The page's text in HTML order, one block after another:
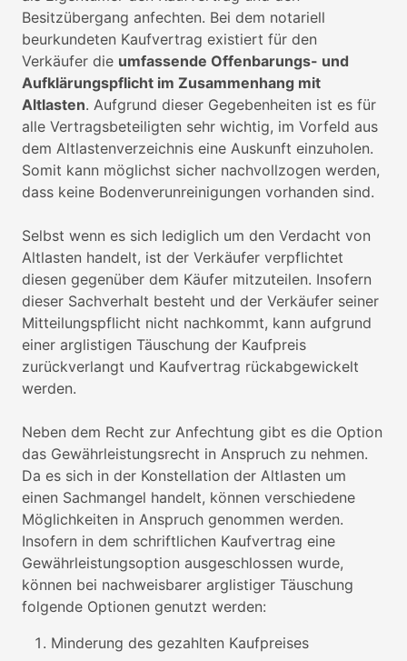
Besitzübergang anfechten. Bei dem notariell
beurkundeten Kaufvertrag existiert für den
Verkäufer die umfassende Offenbarungs- und
Aufklärungspflicht im Zusammenhang mit
Altlasten. Aufgrund dieser Gegebenheiten ist es für
alle Vertragsbeteiligten sehr wichtig, im Vorfeld aus
dem Altlastenverzeichnis eine Auskunft einzuholen.
Somit kann möglichst sicher nachvollzogen werden,
dass keine Bodenverunreinigungen vorhanden sind.
Selbst wenn es sich lediglich um den Verdacht von
Altlasten handelt, ist der Verkäufer verpflichtet
diesen gegenüber dem Käufer mitzuteilen. Insofern
dieser Sachverhalt besteht und der Verkäufer seiner
Mitteilungspflicht nicht nachkommt, kann aufgrund
einer arglistigen Täuschung der Kaufpreis
zurückverlangt und Kaufvertrag rückabgewickelt
werden.
Neben dem Recht zur Anfechtung gibt es die Option
das Gewährleistungsrecht in Anspruch zu nehmen.
Da es sich in der Konstellation der Altlasten um
einen Sachmangel handelt, können verschiedene
Möglichkeiten in Anspruch genommen werden.
Insofern in dem schriftlichen Kaufvertrag eine
Gewährleistungsoption ausgeschlossen wurde,
können bei nachweisbarer arglistiger Täuschung
folgende Optionen genutzt werden:
Minderung des gezahlten Kaufpreises